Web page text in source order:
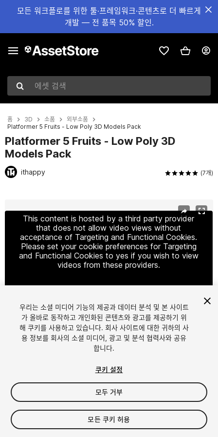
모든 워크플로를 위한 툴·프레임워크·콘텐츠로 더 빠르게
개발 — 전 품목 50% 할인.
에셋 검색
홈 3D 소품
외부소품
Platformer 5 Fruits - Low Poly 3D Models Pack
Platformer 5 Fruits - Low Poly 3D
Models Pack
ithappy (7개)
This content is hosted by a third party provider
that does not allow video views without
acceptance of Targeting and Functional Cookies.
Please set your cookie preferences for Targeting
and Functional Cookies to yes if you wish to view
videos from these providers.
Cookie Settings
1/44
$89
세금/부가세는 결제 시 반영됩니다.
우리는 소셜 미디어 기능의 제공과 데이터 분석 및 본 사이트
가 올바로 동작하고 개인화된 콘텐츠와 광고를 제공하기 위
해 쿠키를 사용하고 있습니다. 회사 사이트에 대한 귀하의 사
용 정보를 회사의 소셜 미디어, 광고 및 분석 협력사와 공유
합니다.
쿠키 설정
모두 거부
모든 쿠키 허용